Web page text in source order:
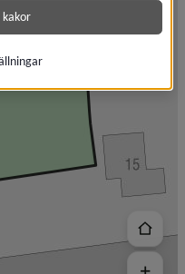
kakor